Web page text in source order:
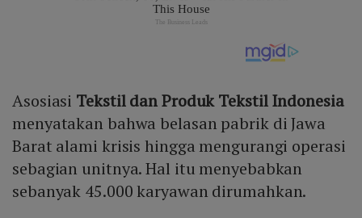
Asosiasi Tekstil dan Produk Tekstil Indonesia
menyatakan bahwa belasan pabrik di Jawa
Barat alami krisis hingga mengurangi operasi
sebagian unitnya. Hal itu menyebabkan
sebanyak 45.000 karyawan dirumahkan.